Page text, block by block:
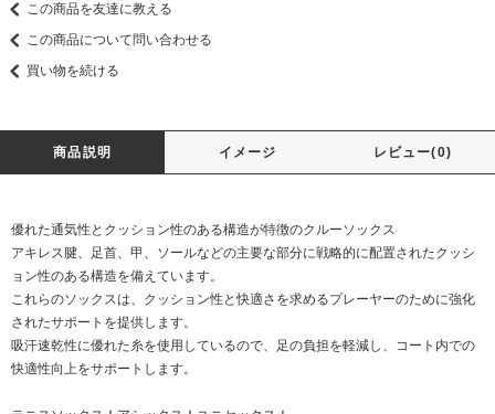
この商品を友達に教える
この商品について問い合わせる
買い物を続ける
商品説明 イメージ レビュー(0)
優れた通気性とクッション性のある構造が特徴のクルーソックス
アキレス腱、足首、甲、ソールなどの主要な部分に戦略的に配置されたクッシ
ョン性のある構造を備えています。
これらのソックスは、クッション性と快適さを求めるプレーヤーのために強化
されたサポートを提供します。
吸汗速乾性に優れた糸を使用しているので、足の負担を軽減し、コート内での
快適性向上をサポートします。